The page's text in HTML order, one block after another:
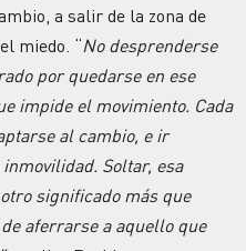
a salir de la zona de
miedo. “No desprenderse
por quedarse en ese
impide el movimiento. Cada
al cambio, e ir
Soltar, esa
significado más que
aferrarse a aquello que